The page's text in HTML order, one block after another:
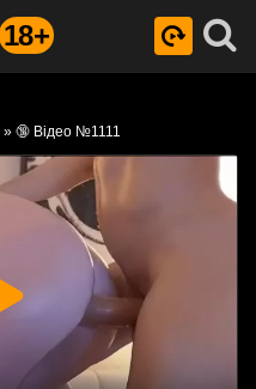
18+
» 🔞 Відео №1111